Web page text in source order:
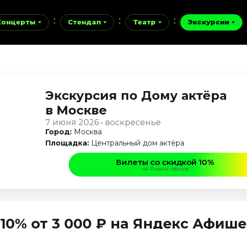
Стендап Театр Экскурсии
Экскурсия по Дому актёра
в Москве
7 июня 2026 • воскресенье
Город: Москва
Площадка: Центральный дом актёра
Билеты со скидкой 10%
на Яндекс Афише
от 3 000 ₽ на Яндекс Афише